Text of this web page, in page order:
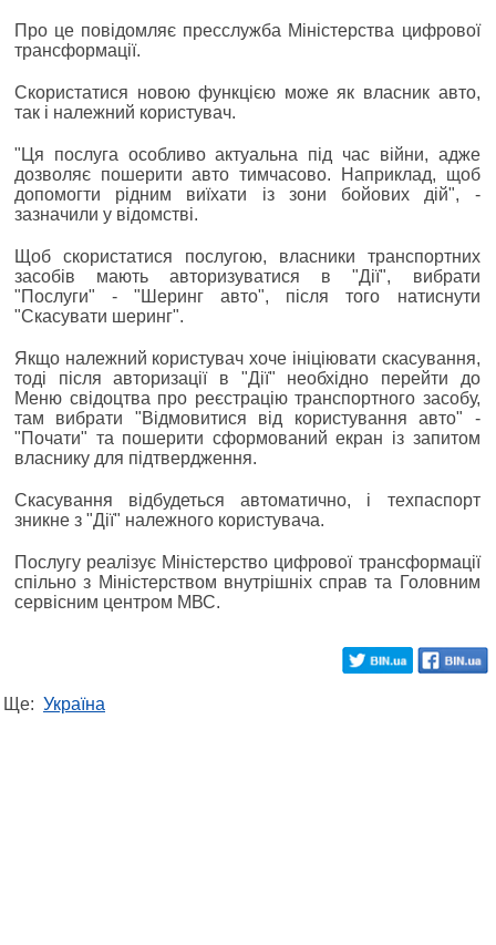
Про це повідомляє пресслужба Міністерства цифрової
трансформації.
Скористатися новою функцією може як власник авто,
так і належний користувач.
"Ця послуга особливо актуальна під час війни, адже
дозволяє пошерити авто тимчасово. Наприклад, щоб
допомогти рідним виїхати із зони бойових дій", -
зазначили у відомстві.
Щоб скористатися послугою, власники транспортних
засобів мають авторизуватися в "Дії", вибрати
"Послуги" - "Шеринг авто", після того натиснути
"Скасувати шеринг".
Якщо належний користувач хоче ініціювати скасування,
тоді після авторизації в "Дії" необхідно перейти до
Меню свідоцтва про реєстрацію транспортного засобу,
там вибрати "Відмовитися від користування авто" -
"Почати" та пошерити сформований екран із запитом
власнику для підтвердження.
Скасування відбудеться автоматично, і техпаспорт
зникне з "Дії" належного користувача.
Послугу реалізує Міністерство цифрової трансформації
спільно з Міністерством внутрішніх справ та Головним
сервісним центром МВС.
Ще: Україна